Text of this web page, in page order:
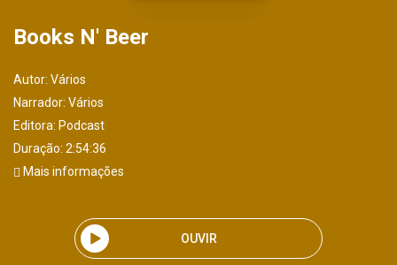
Books N' Beer
Autor: Vários
Narrador: Vários
Editora: Podcast
Duração: 2:54:36
Mais informações
OUVIR